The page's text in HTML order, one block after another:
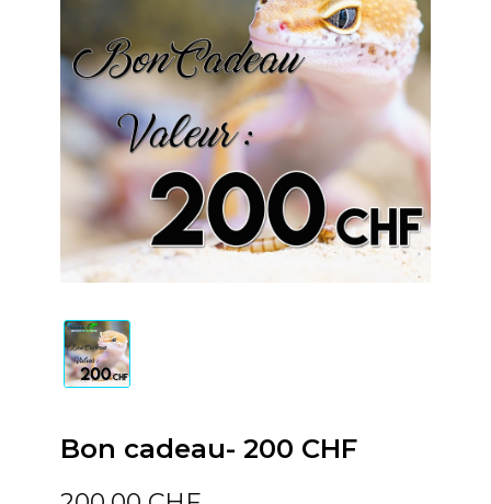
Bon cadeau- 200 CHF